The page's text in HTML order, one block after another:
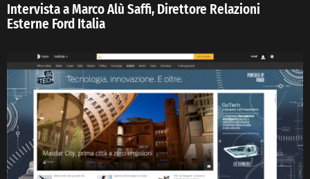
Intervista a Marco Alù Saffi, Direttore Relazioni
Esterne Ford Italia